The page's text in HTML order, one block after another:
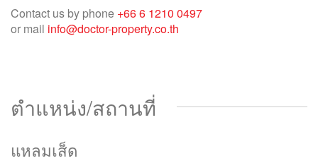
Contact us by phone +66 6 1210 0497
or mail info@doctor-property.co.th
ตำแหน่ง/สถานที่
แหลมเส็ด